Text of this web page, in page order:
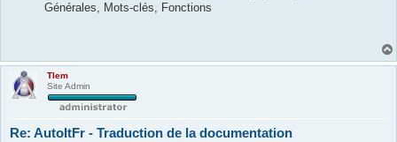
Générales, Mots-clés, Fonctions
Tlem
Site Admin
Re: AutoItFr - Traduction de la documentation